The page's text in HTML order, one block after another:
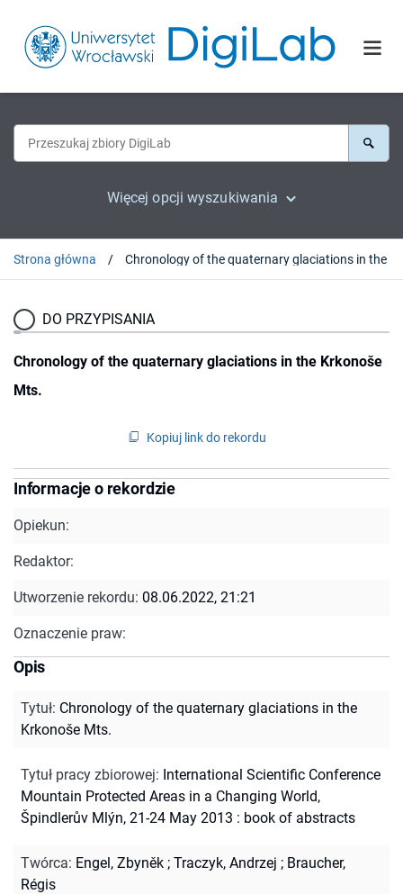
Więcej opcji wyszukiwania
Strona główna
DO PRZYPISANIA
Chronology of the quaternary glaciations in the Krkonoše
Mts.
Kopiuj link do rekordu
Informacje o rekordzie
Opiekun:
Redaktor:
Utworzenie rekordu: 08.06.2022, 21:21
Oznaczenie praw:
Opis
Tytuł: Chronology of the quaternary glaciations in the
Krkonoše Mts.
Tytuł pracy zbiorowej: International Scientific Conference
Mountain Protected Areas in a Changing World,
Špindlerův Mlýn, 21-24 May 2013 : book of abstracts
Twórca: Engel, Zbyněk ; Traczyk, Andrzej ; Braucher,
Régis